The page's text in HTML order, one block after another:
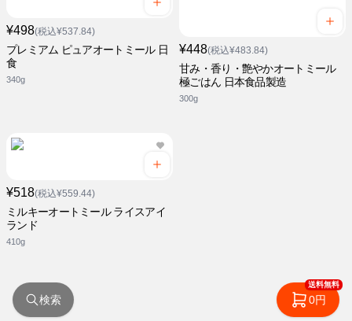
¥498(税込¥537.84)
プレミアム ピュアオートミール 日
食
340g
¥448(税込¥483.84)
甘み・香り・艶やかオートミール
極ごはん 日本食品製造
300g
¥518(税込¥559.44)
ミルキーオートミール ライスアイ
ランド
410g
検索
送料無料
0円